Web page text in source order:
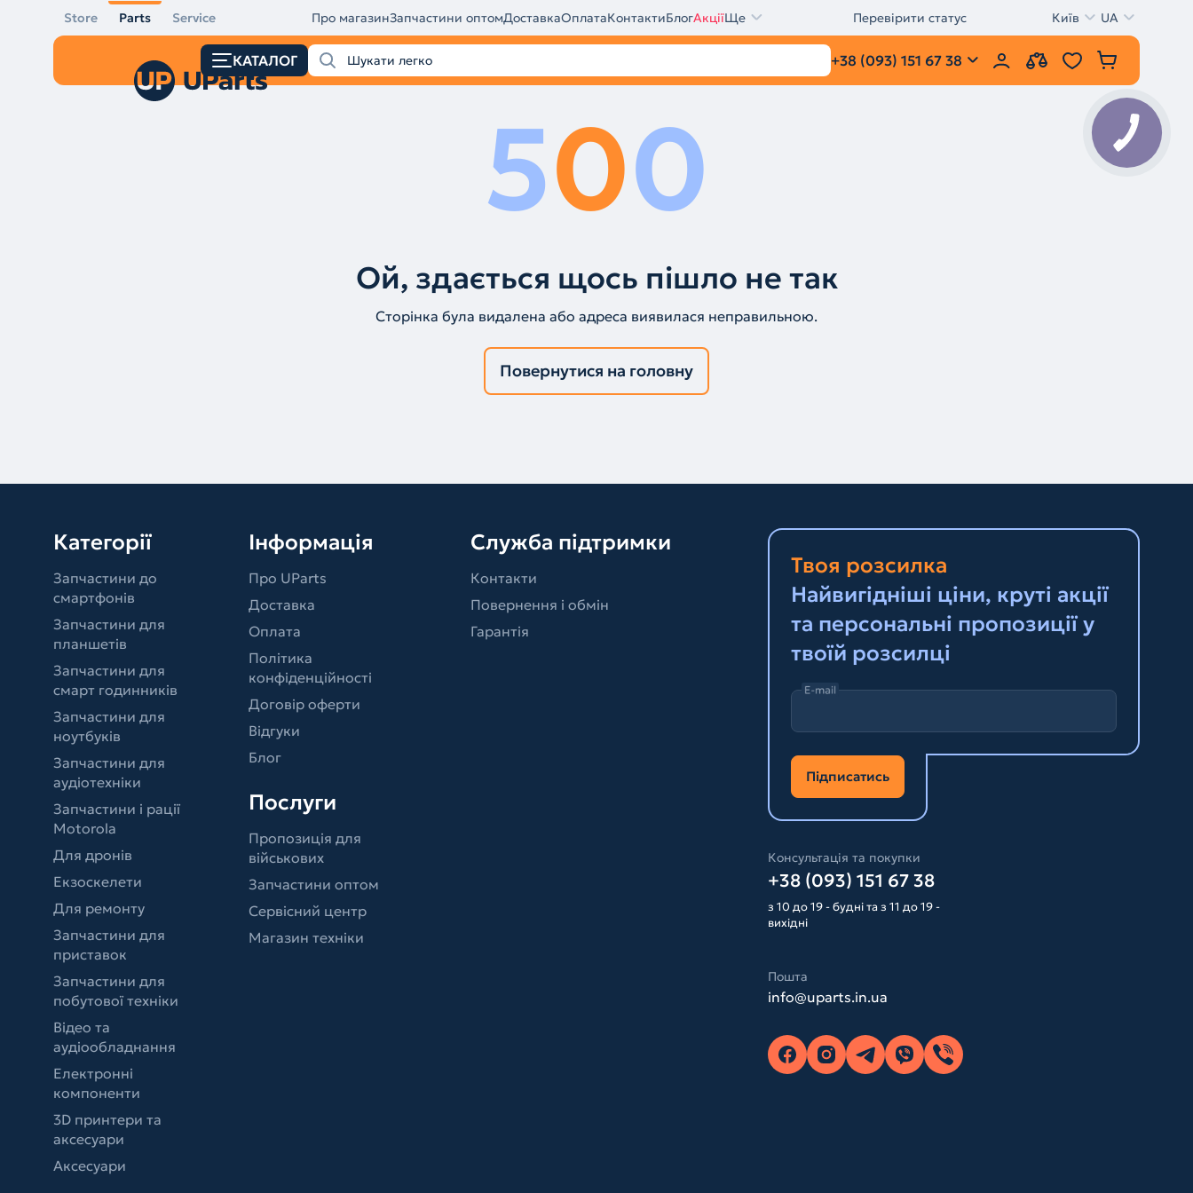
Store Parts Service Про магазинЗапчастини оптомДоставкаОплатаКонтактиБлогАкціїЩе Перевірити статус Київ UA
КАТАЛОГ +38 (093) 151 67 38
500
Ой, здається щось пішло не так
Сторінка була видалена або адреса виявилася неправильною.
Повернутися на головну
Категорії
Запчастини до
смартфонів
Запчастини для
планшетів
Запчастини для
смарт годинників
Запчастини для
ноутбуків
Запчастини для
аудіотехніки
Запчастини і рації
Motorola
Для дронів
Екзоскелети
Для ремонту
Запчастини для
приставок
Запчастини для
побутової техніки
Відео та
аудіообладнання
Електронні
компоненти
3D принтери та
аксесуари
Аксесуари
Інформація
Про UParts
Доставка
Оплата
Політика
конфіденційності
Договір оферти
Відгуки
Блог
Послуги
Пропозиція для
військових
Запчастини оптом
Сервісний центр
Магазин техніки
Служба підтримки
Контакти
Повернення і обмін
Гарантія
Твоя розсилка
Найвигідніші ціни, круті акції
та персональні пропозиції у
твоїй розсилці
E-mail
Підписатись
Консультація та покупки
+38 (093) 151 67 38
з 10 до 19 - будні та з 11 до 19 -
вихідні
Пошта
info@uparts.in.ua